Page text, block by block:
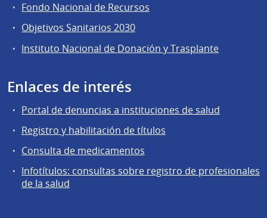
Fondo Nacional de Recursos
Objetivos Sanitarios 2030
Instituto Nacional de Donación y Trasplante
Enlaces de interés
Portal de denuncias a instituciones de salud
Registro y habilitación de títulos
Consulta de medicamentos
Infotítulos: consultas sobre registro de profesionales
de la salud